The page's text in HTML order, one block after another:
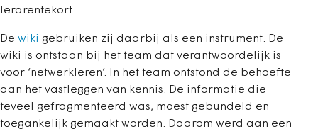
lerarentekort.
De wiki gebruiken zij daarbij als een instrument. De
wiki is ontstaan bij het team dat verantwoordelijk is
voor ‘netwerkleren’. In het team ontstond de behoefte
aan het vastleggen van kennis. De informatie die
teveel gefragmenteerd was, moest gebundeld en
toegankelijk gemaakt worden. Daarom werd aan een